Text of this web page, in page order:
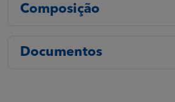
Composição
Documentos